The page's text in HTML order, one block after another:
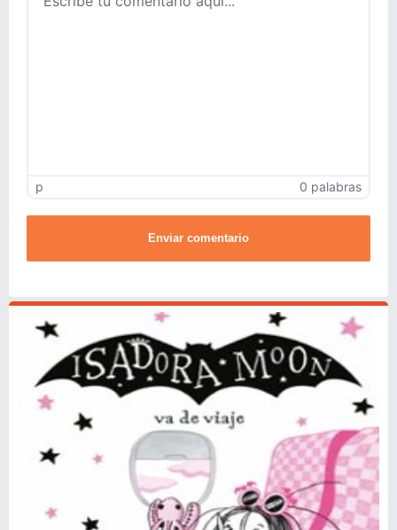
p 0 palabras
Enviar comentario